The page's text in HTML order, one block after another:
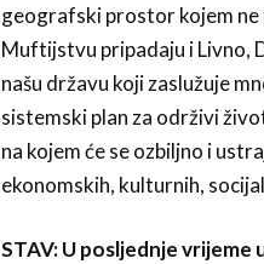
geografski prostor kojem ne
Muftijstvu pripadaju i Livno,
našu državu koji zaslužuje
sistemski plan za održivi
na kojem će se ozbiljno i
ekonomskih, kulturnih,
STAV: U posljednje vrijeme